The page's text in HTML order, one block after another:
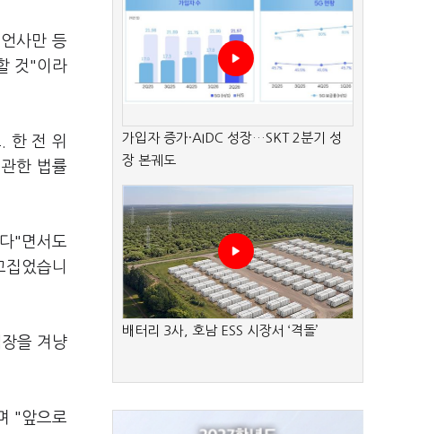
사만 등
것"이라
한 전 위
한 법률
"면서도
었습니
을 겨냥
"앞으로
가입자 증가·AIDC 성장…SKT 2분기 성
장 본궤도
배터리 3사, 호남 ESS 시장서 ‘격돌’